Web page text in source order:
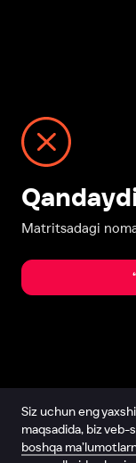
Matritsadagi
Siz uchun eng
maqsadida, biz veb-
boshqa